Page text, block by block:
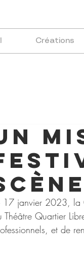
Créations
17 janvier 2023, la
Théâtre Quartier
et de